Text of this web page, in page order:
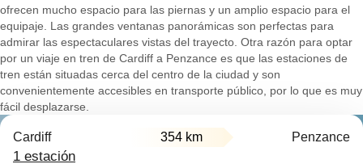
ofrecen mucho espacio para las piernas y un amplio espacio para el
equipaje. Las grandes ventanas panorámicas son perfectas para
admirar las espectaculares vistas del trayecto. Otra razón para optar
por un viaje en tren de Cardiff a Penzance es que las estaciones de
tren están situadas cerca del centro de la ciudad y son
convenientemente accesibles en transporte público, por lo que es muy
fácil desplazarse.
Cardiff 354 km Penzance
1 estación